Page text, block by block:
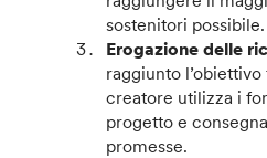
sostenitori possibile.
Erogazione delle
raggiunto
creatore utilizza i
progetto e
promesse.